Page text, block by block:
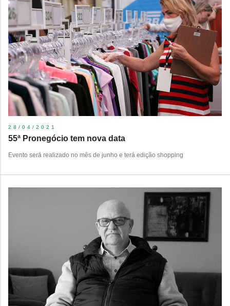
28/04/2021
55ª Pronegócio tem nova data
Evento será realizado no mês de junho e terá edição shopping